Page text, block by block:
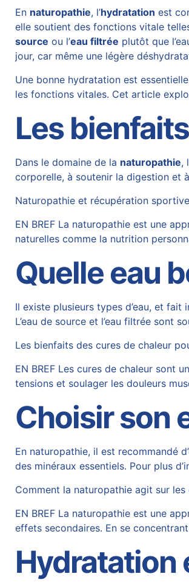
En naturopathie, l’hydratation est
elle soutient des fonctions vitale
source ou l’eau filtrée plutôt que
jour, car même une légère
Une bonne hydratation est
les fonctions vitales. Cet article
Les
Dans le domaine de la naturopathie,
corporelle, à soutenir la digestion et
Naturopathie et récupération
EN BREF La naturopathie est une
naturelles comme la nutrition
Quelle eau
Il existe plusieurs types d’eau, et
L’eau de source et l’eau filtrée sont
Les bienfaits des cures de chaleur
EN BREF Les cures de chaleur sont
tensions et soulager les douleurs
Choisir son
En naturopathie, il est recommandé
des minéraux essentiels. Pour plus
Comment la naturopathie agit sur
EN BREF La naturopathie est une
effets secondaires. En se
Hydratation